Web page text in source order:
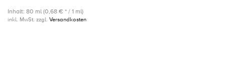
Inhalt: 80 ml (0,68 € * / 1 ml)
inkl. MwSt. zzgl. Versandkosten